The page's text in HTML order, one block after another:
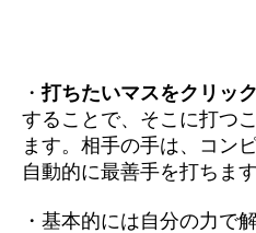
・打ちたいマスをクリッ
することで、そこに打つ
ます。相手の手は、コン
自動的に最善手を打ちます
・基本的には自分の力で